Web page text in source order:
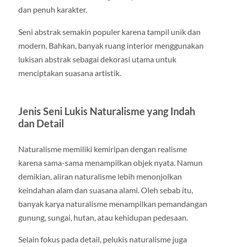
dan penuh karakter.
Seni abstrak semakin populer karena tampil unik dan
modern. Bahkan, banyak ruang interior menggunakan
lukisan abstrak sebagai dekorasi utama untuk
menciptakan suasana artistik.
Jenis Seni Lukis Naturalisme yang Indah
dan Detail
Naturalisme memiliki kemiripan dengan realisme
karena sama-sama menampilkan objek nyata. Namun
demikian, aliran naturalisme lebih menonjolkan
keindahan alam dan suasana alami. Oleh sebab itu,
banyak karya naturalisme menampilkan pemandangan
gunung, sungai, hutan, atau kehidupan pedesaan.
Selain fokus pada detail, pelukis naturalisme juga